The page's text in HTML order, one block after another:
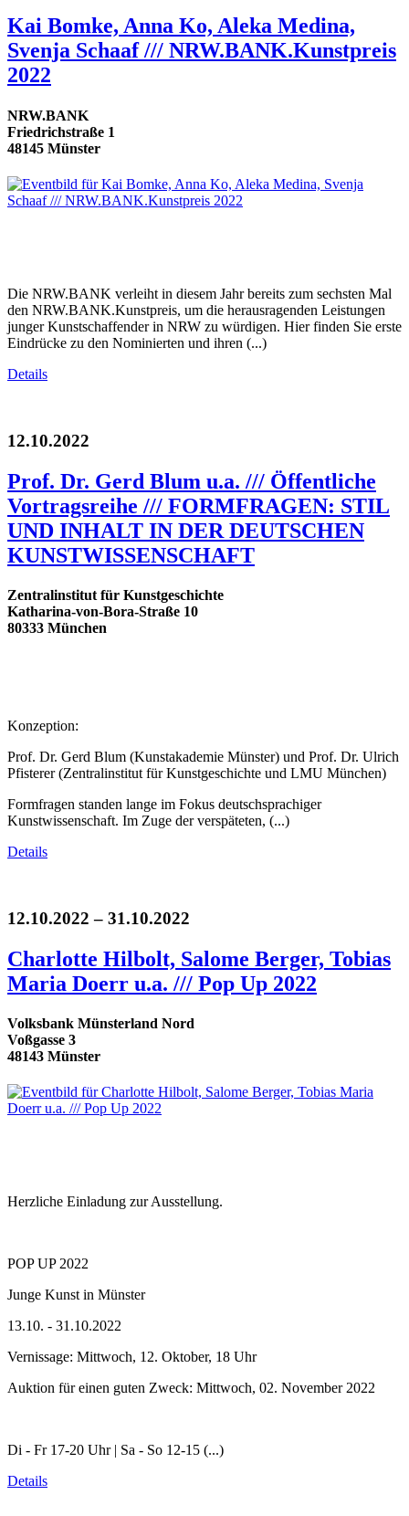
Kai Bomke, Anna Ko, Aleka Medina,
Svenja Schaaf /// NRW.BANK.Kunstpreis
2022
NRW.BANK
Friedrichstraße 1
48145 Münster
Die NRW.BANK verleiht in diesem Jahr bereits zum sechsten Mal
den NRW.BANK.Kunstpreis, um die herausragenden Leistungen
junger Kunstschaffender in NRW zu würdigen. Hier finden Sie erste
Eindrücke zu den Nominierten und ihren (...)
Details
12.10.2022
Prof. Dr. Gerd Blum u.a. /// Öffentliche
Vortragsreihe /// FORMFRAGEN: STIL
UND INHALT IN DER DEUTSCHEN
KUNSTWISSENSCHAFT
Zentralinstitut für Kunstgeschichte
Katharina-von-Bora-Straße 10
80333 München
Konzeption:
Prof. Dr. Gerd Blum (Kunstakademie Münster) und Prof. Dr. Ulrich
Pfisterer (Zentralinstitut für Kunstgeschichte und LMU München)
Formfragen standen lange im Fokus deutschsprachiger
Kunstwissenschaft. Im Zuge der verspäteten, (...)
Details
12.10.2022 – 31.10.2022
Charlotte Hilbolt, Salome Berger, Tobias
Maria Doerr u.a. /// Pop Up 2022
Volksbank Münsterland Nord
Voßgasse 3
48143 Münster
Herzliche Einladung zur Ausstellung.
POP UP 2022
Junge Kunst in Münster
13.10. - 31.10.2022
Vernissage: Mittwoch, 12. Oktober, 18 Uhr
Auktion für einen guten Zweck: Mittwoch, 02. November 2022
Di - Fr 17-20 Uhr | Sa - So 12-15 (...)
Details